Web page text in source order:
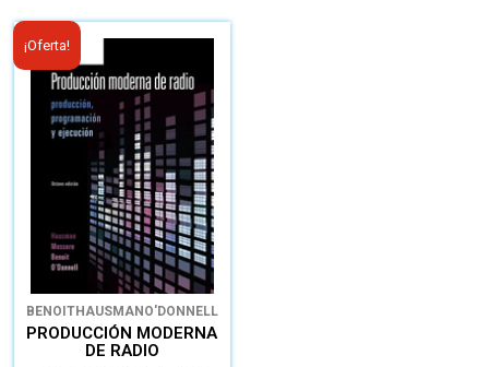
¡Oferta!
BENOITHAUSMANO'DONNELL
PRODUCCIÓN MODERNA
DE RADIO
El
original
era:
B/.23.70.
El
actual
es:
B/.17.00.